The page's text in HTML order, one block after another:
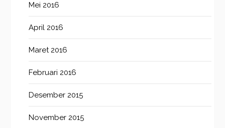
Mei 2016
April 2016
Maret 2016
Februari 2016
Desember 2015
November 2015